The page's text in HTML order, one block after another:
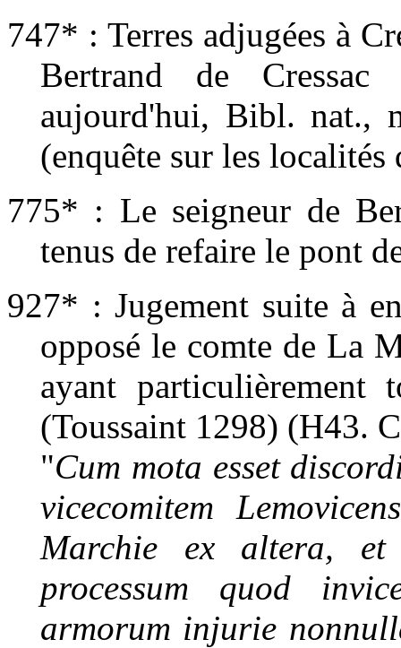
747* : Terres adjugées à
Bertrand de
aujourd'hui, Bibl. nat.,
(enquête sur les
775* : Le seigneur de
tenus de refaire le pont
927* : Jugement suite à
opposé le comte de La
ayant particulièrement
(Toussaint 1298) (H43.
"Cum mota esset
vicecomitem
Marchie ex altera,
processum quod
armorum injurie